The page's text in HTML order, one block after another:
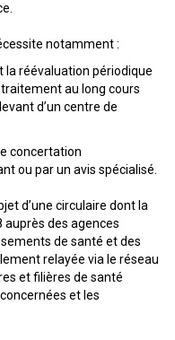
notamment :
la réévaluation périodique
au long cours
d’un centre de
concertation
ou par un avis spécialisé.
d’une circulaire dont la
des agences
de santé et des
relayée via le réseau
et filières de santé
et les